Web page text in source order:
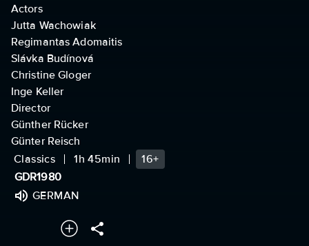
Actors
Jutta Wachowiak
Regimantas Adomaitis
Slávka Budínová
Christine Gloger
Inge Keller
Director
Günther Rücker
Günter Reisch
Classics
1h 45min
16+
GDR1980
GERMAN